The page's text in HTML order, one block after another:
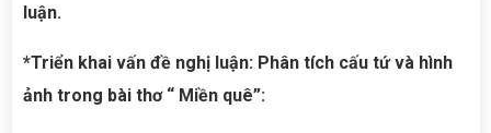
luận.
*Triển khai vấn đề nghị luận: Phân tích cấu tứ và hình
ảnh trong bài thơ “ Miền quê”: